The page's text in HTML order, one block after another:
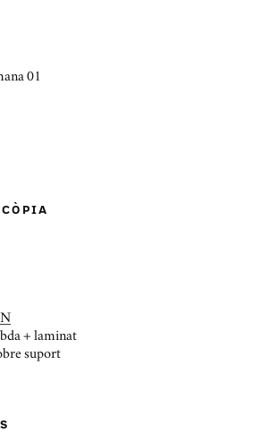
01
+ laminat
suport